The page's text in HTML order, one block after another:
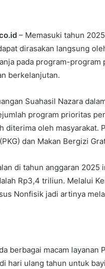
– Memasuki tahun
dirasakan langsung
pada program-
berkelanjutan.
Suahasil Nazara
program prioritas
diterima oleh
dan Makan Bergizi
di tahun anggaran
Rp3,4 triliun. Melalui
Nonfisik jadi artinya
berbagai macam
hari ulang tahun untuk